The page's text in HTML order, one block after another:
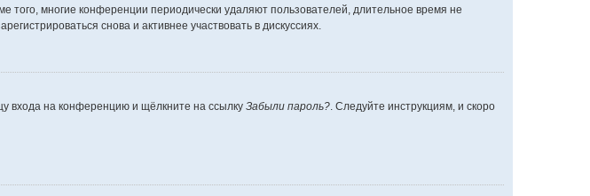
того, многие конференции периодически удаляют пользователей, длительное время не
снова и активнее участвовать в дискуссиях.
входа на конференцию и щёлкните на ссылку Забыли пароль?. Следуйте инструкциям, и скоро